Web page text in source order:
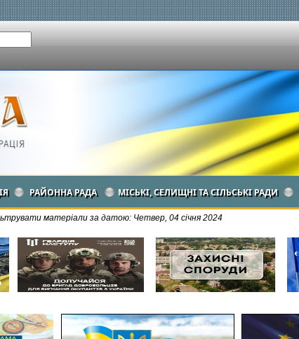
РАЙОННА РАДА МІСЬКІ, СЕЛИЩНІ ТА СІЛЬСЬКІ РАДИ
матеріали за датою: Четвер, 04 січня 2024